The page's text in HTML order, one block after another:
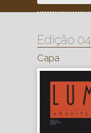
Edição 04
Capa